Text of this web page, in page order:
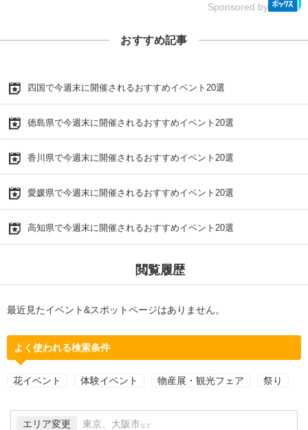
Sponsored by
おすすめ記事
四国で今週末に開催されるおすすめイベント20選
徳島県で今週末に開催されるおすすめイベント20選
香川県で今週末に開催されるおすすめイベント20選
愛媛県で今週末に開催されるおすすめイベント20選
高知県で今週末に開催されるおすすめイベント20選
閲覧履歴
最近見たイベント&スポットページはありません。
よく使われる検索条件
花イベント 体験イベント 物産展・観光フェア 祭り
エリア変更 東京、大阪市 など